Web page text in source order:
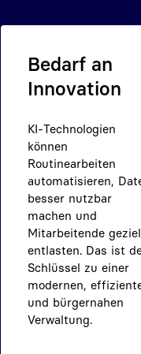
Bedarf an
Innovation
KI-Technologien
können
Routinearbeiten
automatisieren,
besser nutzbar
machen und
Mitarbeitende
entlasten. Das ist
Schlüssel zu einer
modernen,
und bürgernahen
Verwaltung.